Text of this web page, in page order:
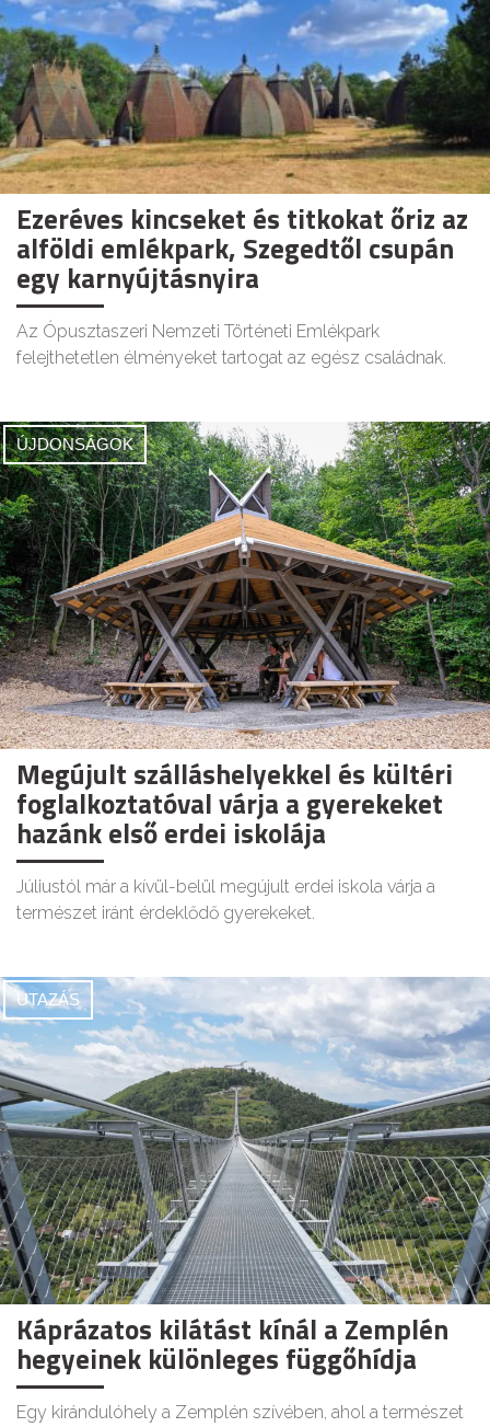
Ezeréves kincseket és titkokat őriz az
alföldi emlékpark, Szegedtől csupán
egy karnyújtásnyira
Az Ópusztaszeri Nemzeti Történeti Emlékpark
felejthetetlen élményeket tartogat az egész családnak.
ÚJDONSÁGOK
Megújult szálláshelyekkel és kültéri
foglalkoztatóval várja a gyerekeket
hazánk első erdei iskolája
Júliustól már a kívül-belül megújult erdei iskola várja a
természet iránt érdeklődő gyerekeket.
UTAZÁS
Káprázatos kilátást kínál a Zemplén
hegyeinek különleges függőhídja
Egy kirándulóhely a Zemplén szívében, ahol a természet